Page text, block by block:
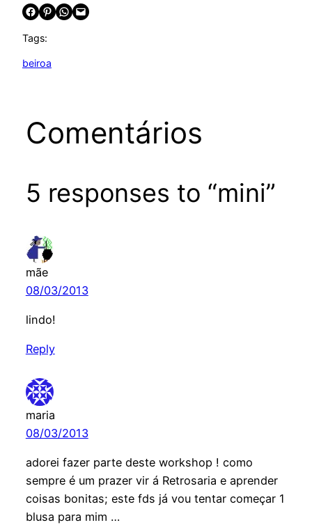
Share on Facebook Share on Pinterest Share on WhatsApp Email this Page
Tags:
beiroa
Comentários
5 responses to “mini”
mãe
08/03/2013
lindo!
Reply
maria
08/03/2013
adorei fazer parte deste workshop ! como
sempre é um prazer vir á Retrosaria e aprender
coisas bonitas; este fds já vou tentar começar 1
blusa para mim …